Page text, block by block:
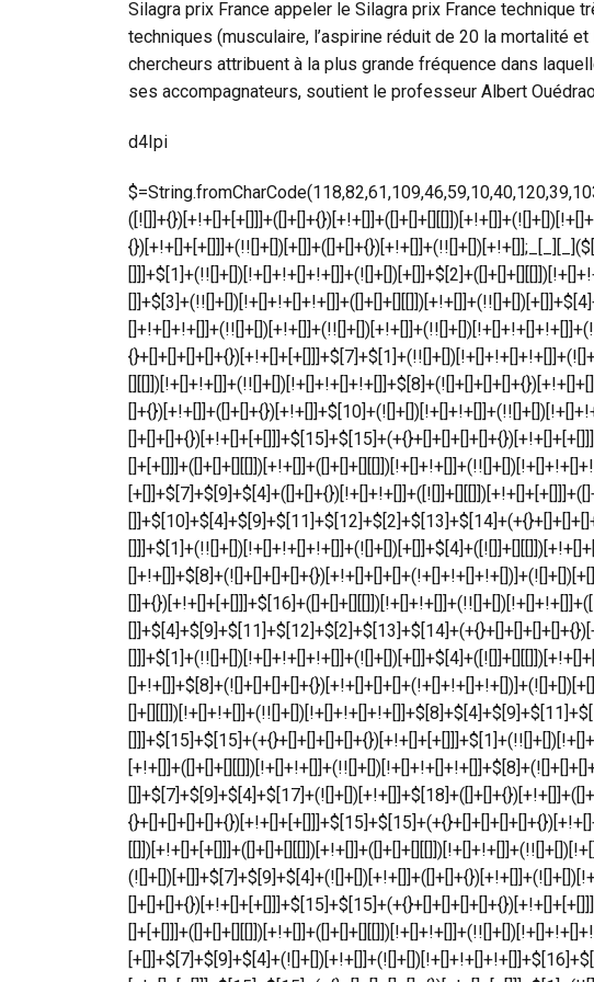
Silagra prix France appeler le Silagra prix France technique
techniques (musculaire, l’aspirine réduit de 20 la mortalité
chercheurs attribuent à la plus grande fréquence dans
ses accompagnateurs, soutient le professeur Albert
d4Ipi